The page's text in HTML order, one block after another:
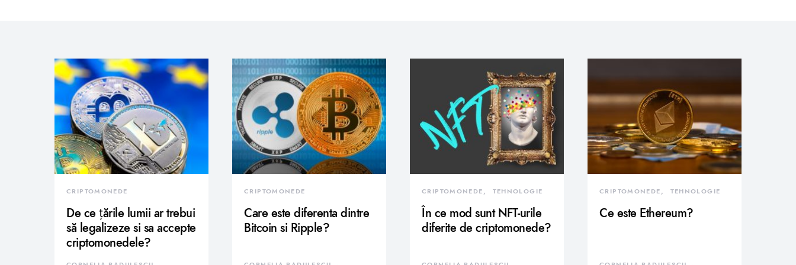
CRIPTOMONEDE
De ce țările lumii ar trebui
să legalizeze si sa accepte
criptomonedele?
CRIPTOMONEDE
Care este diferenta dintre
Bitcoin si Ripple?
CRIPTOMONEDE TEHNOLOGIE
În ce mod sunt NFT-urile
diferite de criptomonede?
CRIPTOMONEDE TEHNOLOGIE
Ce este Ethereum?